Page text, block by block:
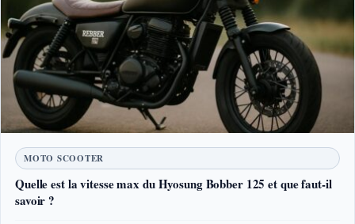
MOTO SCOOTER
Quelle est la vitesse max du Hyosung Bobber 125 et que faut-il
savoir ?